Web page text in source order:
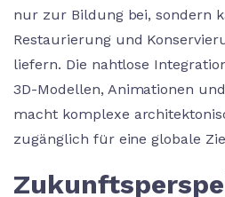
nur zur Bildung bei, sondern
Restaurierung und
liefern. Die nahtlose
3D-Modellen, Animationen
macht komplexe
zugänglich für eine globale